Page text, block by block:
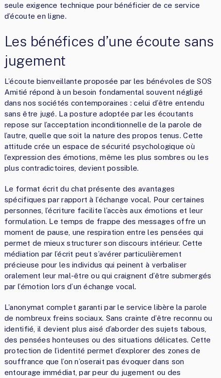
seule exigence technique pour bénéficier de ce service
d’écoute en ligne.
Les bénéfices d’une écoute sans
jugement
L’écoute bienveillante proposée par les bénévoles de SOS
Amitié répond à un besoin fondamental souvent négligé
dans nos sociétés contemporaines : celui d’être entendu
sans être jugé. La posture adoptée par les écoutants
repose sur l’acceptation inconditionnelle de la parole de
l’autre, quelle que soit la nature des propos tenus. Cette
attitude crée un espace de sécurité psychologique où
l’expression des émotions, même les plus sombres ou les
plus contradictoires, devient possible.
Le format écrit du chat présente des avantages
spécifiques par rapport à l’échange vocal. Pour certaines
personnes, l’écriture facilite l’accès aux émotions et leur
formulation. Le temps de frappe des messages offre un
moment de pause, une respiration entre les pensées qui
permet de mieux structurer son discours intérieur. Cette
médiation par l’écrit peut s’avérer particulièrement
précieuse pour les individus qui peinent à verbaliser
oralement leur mal-être ou qui craignent d’être submergés
par l’émotion lors d’un échange vocal.
L’anonymat complet garanti par le service libère la parole
de nombreux freins sociaux. Sans crainte d’être reconnu ou
identifié, il devient plus aisé d’aborder des sujets tabous,
des pensées honteuses ou des situations délicates. Cette
protection de l’identité permet d’explorer des zones de
souffrance que l’on n’oserait pas évoquer dans son
entourage immédiat, par peur du jugement ou des